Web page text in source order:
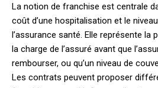
La notion de franchise est centrale
coût d’une hospitalisation et le
l’assurance santé. Elle représente la
la charge de l’assuré avant que
rembourser, ou qu’un niveau de
Les contrats peuvent proposer